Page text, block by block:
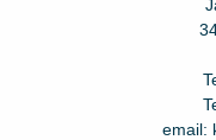
email: